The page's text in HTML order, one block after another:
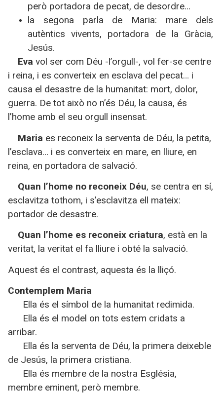
però portadora de pecat, de desordre…
la segona parla de Maria: mare dels
autèntics vivents, portadora de la Gràcia,
Jesús.
Eva vol ser com Déu -l’orgull-, vol fer-se centre
i reina, i es converteix en esclava del pecat… i
causa el desastre de la humanitat: mort, dolor,
guerra. De tot això no n’és Déu, la causa, és
l’home amb el seu orgull insensat.
Maria es reconeix la serventa de Déu, la petita,
l’esclava… i es converteix en mare, en lliure, en
reina, en portadora de salvació.
Quan l’home no reconeix Déu, se centra en sí,
esclavitza tothom, i s’esclavitza ell mateix:
portador de desastre.
Quan l’home es reconeix criatura, està en la
veritat, la veritat el fa lliure i obté la salvació.
Aquest és el contrast, aquesta és la lliçó.
Contemplem Maria
Ella és el símbol de la humanitat redimida.
Ella és el model on tots estem cridats a
arribar.
Ella és la serventa de Déu, la primera deixeble
de Jesús, la primera cristiana.
Ella és membre de la nostra Església,
membre eminent, però membre.